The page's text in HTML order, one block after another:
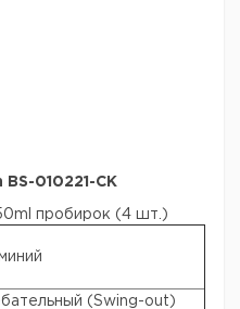
010221-CK
пробирок (4 шт.)
(Swing-out)